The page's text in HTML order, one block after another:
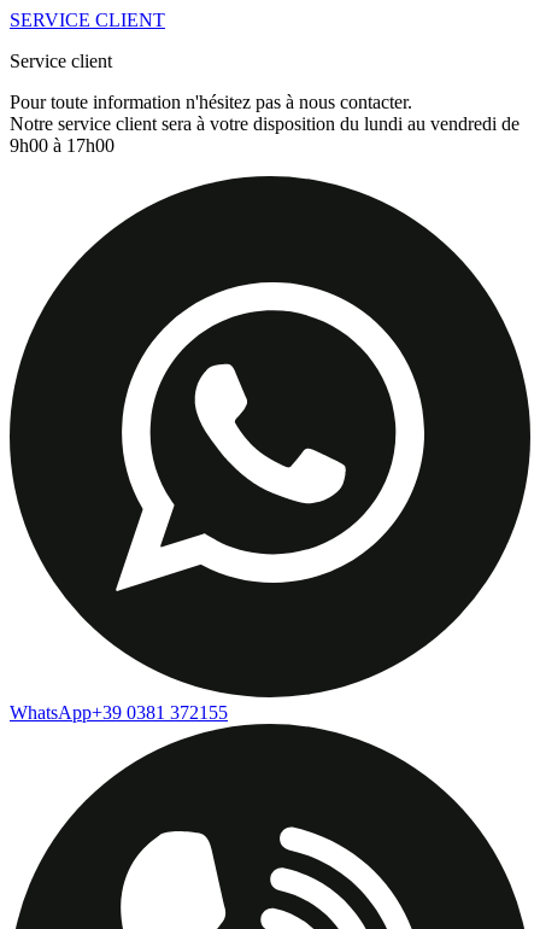
SERVICE CLIENT
Service client
Pour toute information n'hésitez pas à nous contacter.
Notre service client sera à votre disposition du lundi au vendredi de
9h00 à 17h00
WhatsApp+39 0381 372155